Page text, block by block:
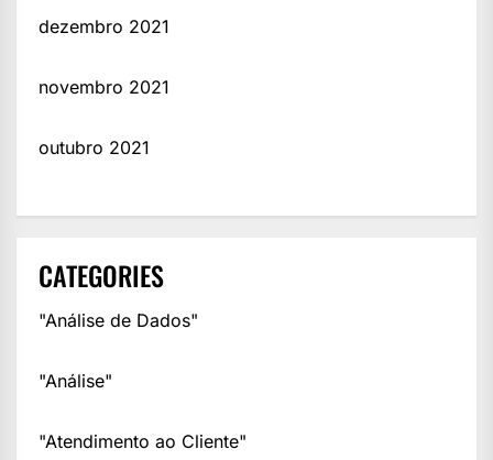
dezembro 2021
novembro 2021
outubro 2021
CATEGORIES
"Análise de Dados"
"Análise"
"Atendimento ao Cliente"